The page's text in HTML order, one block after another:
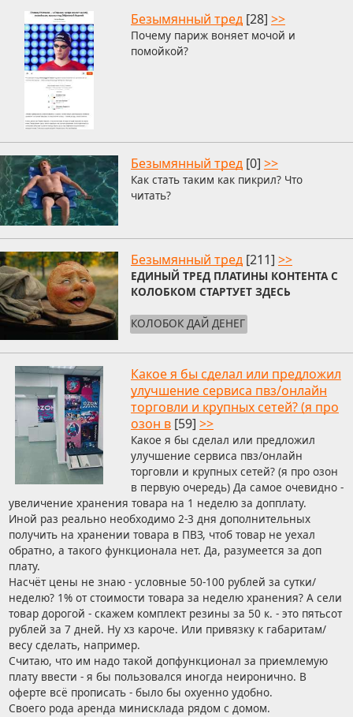
Безымянный тред [28] >>
Почему париж воняет мочой и
помойкой?
Безымянный тред [0] >>
Как стать таким как пикрил? Что
читать?
Безымянный тред [211] >>
ЕДИНЫЙ ТРЕД ПЛАТИНЫ КОНТЕНТА С
КОЛОБКОМ СТАРТУЕТ ЗДЕСЬ
КОЛОБОК ДАЙ ДЕНЕГ
Какое я бы сделал или предложил
улучшение сервиса пвз/онлайн
торговли и крупных сетей? (я про
озон в [59] >>
Какое я бы сделал или предложил
улучшение сервиса пвз/онлайн
торговли и крупных сетей? (я про озон
в первую очередь) Да самое очевидно -
увеличение хранения товара на 1 неделю за допплату.
Иной раз реально необходимо 2-3 дня дополнительных
получить на хранении товара в ПВЗ, чтоб товар не уехал
обратно, а такого функционала нет. Да, разумеется за доп
плату.
Насчёт цены не знаю - условные 50-100 рублей за сутки/
неделю? 1% от стоимости товара за неделю хранения? А сели
товар дорогой - скажем комплект резины за 50 к. - это пятьсот
рублей за 7 дней. Ну хз кароче. Или привязку к габаритам/
весу сделать, например.
Считаю, что им надо такой допфункционал за приемлемую
плату ввести - я бы пользовался иногда неиронично. В
оферте всё прописать - было бы охуенно удобно.
Своего рода аренда минисклада рядом с домом.